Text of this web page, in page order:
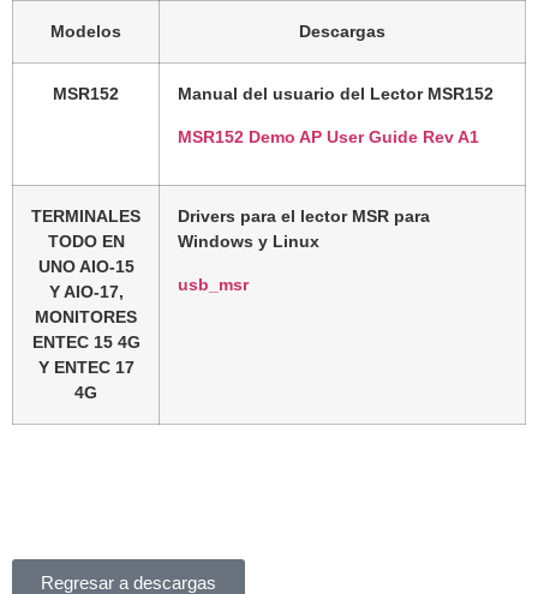
Modelos Descargas
MSR152 Manual del usuario del Lector MSR152
MSR152 Demo AP User Guide Rev A1
TERMINALES
TODO EN
UNO AIO-15
Y AIO-17,
MONITORES
ENTEC 15 4G
Y ENTEC 17
4G
Drivers para el lector MSR para
Windows y Linux
usb_msr
Regresar a descargas